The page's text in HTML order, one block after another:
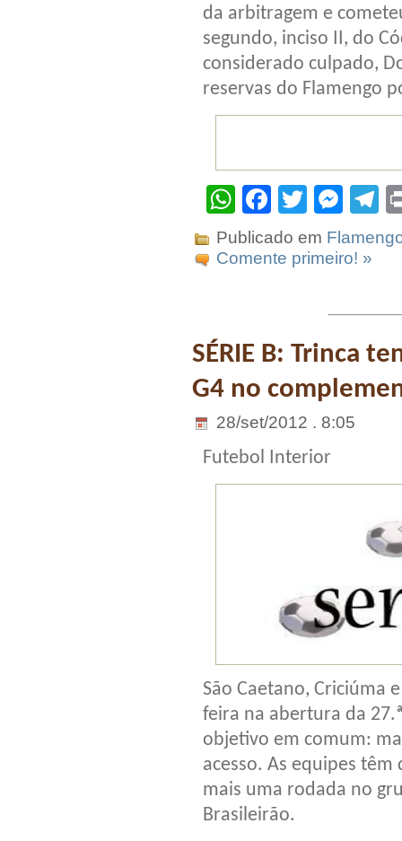
da arbitragem e
segundo, inciso II, do
considerado culpado,
reservas do Flamengo
WhatsApp
Facebook
Twitter
Publicado em
Comente primeiro! »
SÉRIE B: Trinca
G4 no
28/set/2012 . 8:05
Futebol Interior
São Caetano, Criciúma
feira na abertura da
objetivo em comum:
acesso. As equipes
mais uma rodada no
Brasileirão.